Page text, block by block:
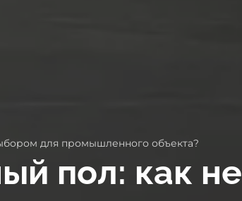
для промышленного объекта?
пол: как не